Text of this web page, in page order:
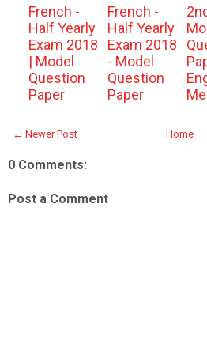
French -
Half Yearly
Exam 2018
| Model
Question
Paper
French -
Half Yearly
Exam 2018
- Model
Question
Paper
← Newer Post Home
0 Comments:
Post a Comment